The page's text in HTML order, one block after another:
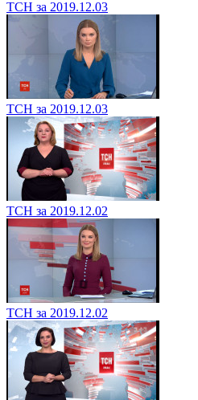
ТСН за 2019.12.03
ТСН за 2019.12.03
ТСН за 2019.12.02
ТСН за 2019.12.02